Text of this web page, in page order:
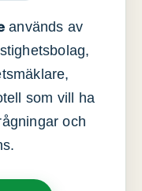
används av
som vill ha
och